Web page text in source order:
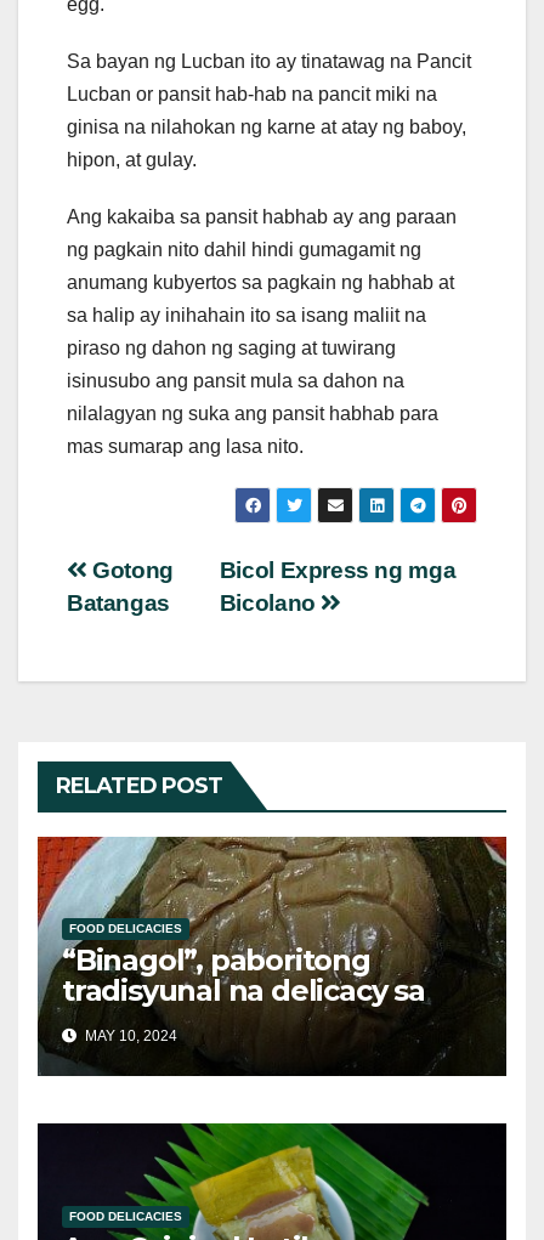
egg.
Sa bayan ng Lucban ito ay tinatawag na Pancit
Lucban or pansit hab-hab na pancit miki na
ginisa na nilahokan ng karne at atay ng baboy,
hipon, at gulay.
Ang kakaiba sa pansit habhab ay ang paraan
ng pagkain nito dahil hindi gumagamit ng
anumang kubyertos sa pagkain ng habhab at
sa halip ay inihahain ito sa isang maliit na
piraso ng dahon ng saging at tuwirang
isinusubo ang pansit mula sa dahon na
nilalagyan ng suka ang pansit habhab para
mas sumarap ang lasa nito.
Post
navigation
Bicol Express ng mga
Bicolano
Gotong
Batangas
RELATED POST
FOOD DELICACIES
“Binagol”, paboritong
tradisyunal na delicacy sa
Catanduanes
MAY 10, 2024
FOOD DELICACIES